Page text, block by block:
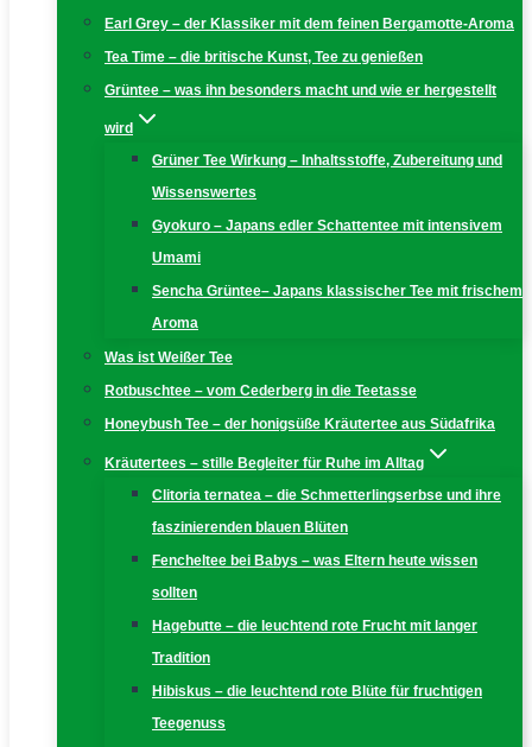
Earl Grey – der Klassiker mit dem feinen Bergamotte-Aroma
Tea Time – die britische Kunst, Tee zu genießen
Grüntee – was ihn besonders macht und wie er hergestellt
wird
Grüner Tee Wirkung – Inhaltsstoffe, Zubereitung und
Wissenswertes
Gyokuro – Japans edler Schattentee mit intensivem
Umami
Sencha Grüntee– Japans klassischer Tee mit frischem
Aroma
Was ist Weißer Tee
Rotbuschtee – vom Cederberg in die Teetasse
Honeybush Tee – der honigsüße Kräutertee aus Südafrika
Kräutertees – stille Begleiter für Ruhe im Alltag
Clitoria ternatea – die Schmetterlingserbse und ihre
faszinierenden blauen Blüten
Fencheltee bei Babys – was Eltern heute wissen
sollten
Hagebutte – die leuchtend rote Frucht mit langer
Tradition
Hibiskus – die leuchtend rote Blüte für fruchtigen
Teegenuss